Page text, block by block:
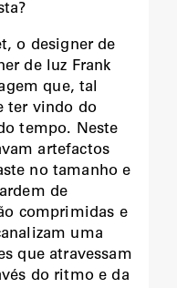
o designer de
de luz Frank
que, tal
ter vindo do
tempo. Neste
artefactos
no tamanho e
de
comprimidas e
uma
que atravessam
do ritmo e da